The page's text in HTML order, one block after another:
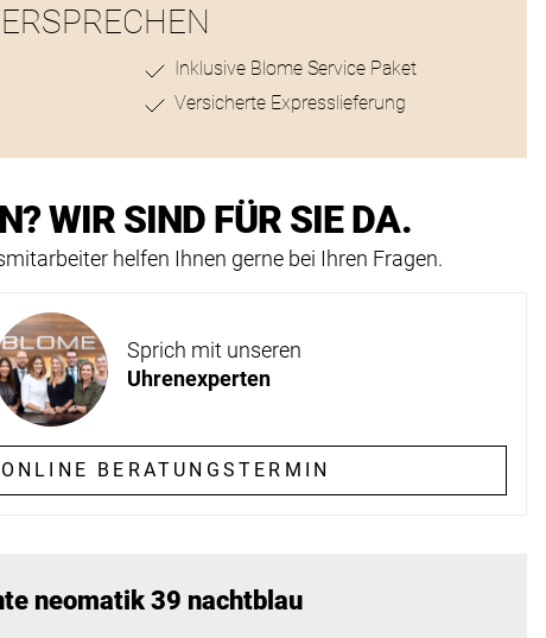
Inklusive Blome Service Paket
Versicherte Expresslieferung
WIR SIND FÜR SIE DA.
helfen Ihnen gerne bei Ihren Fragen.
Sprich mit unseren
Uhrenexperten
ONLINE BERATUNGSTERMIN
neomatik 39 nachtblau